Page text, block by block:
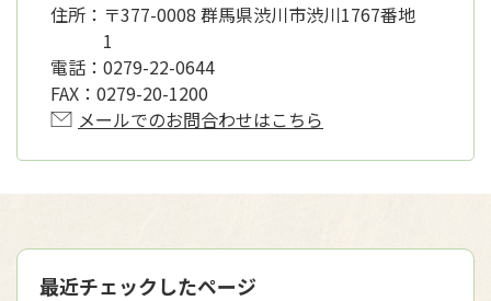
住所： 〒377-0008 群馬県渋川市渋川1767番地
1
電話： 0279-22-0644
FAX： 0279-20-1200
メールでのお問合わせはこちら
最近チェックしたページ